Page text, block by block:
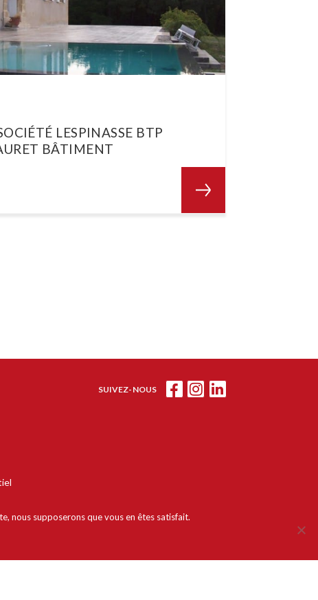
LESPINASSE BTP
BÂTIMENT
SUIVEZ-NOUS
nous supposerons que vous en êtes satisfait.